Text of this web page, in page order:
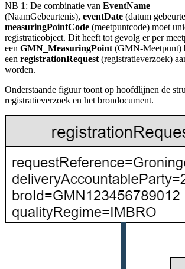
NB 1: De combinatie van EventName
(NaamGebeurtenis), eventDate (datum
measuringPointCode (meetpuntcode) moet
registratieobject. Dit heeft tot gevolg er per
een GMN_MeasuringPoint (GMN-Meetpunt)
een registrationRequest (registratieverzoek)
worden.
Onderstaande figuur toont op hoofdlijnen de
registratieverzoek en het brondocument.